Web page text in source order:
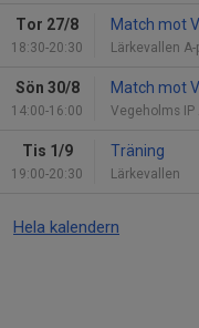
Tor 27/8
18:30-20:30
Match mot
Lärkevallen A-
Sön 30/8
14:00-16:00
Match mot
Vegeholms IP
Tis 1/9
19:00-20:30
Träning
Lärkevallen
Hela kalendern